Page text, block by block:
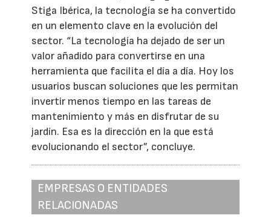
Stiga Ibérica, la tecnología se ha convertido
en un elemento clave en la evolución del
sector. “La tecnología ha dejado de ser un
valor añadido para convertirse en una
herramienta que facilita el día a día. Hoy los
usuarios buscan soluciones que les permitan
invertir menos tiempo en las tareas de
mantenimiento y más en disfrutar de su
jardín. Esa es la dirección en la que está
evolucionando el sector”, concluye.
EMPRESAS O ENTIDADES
RELACIONADAS